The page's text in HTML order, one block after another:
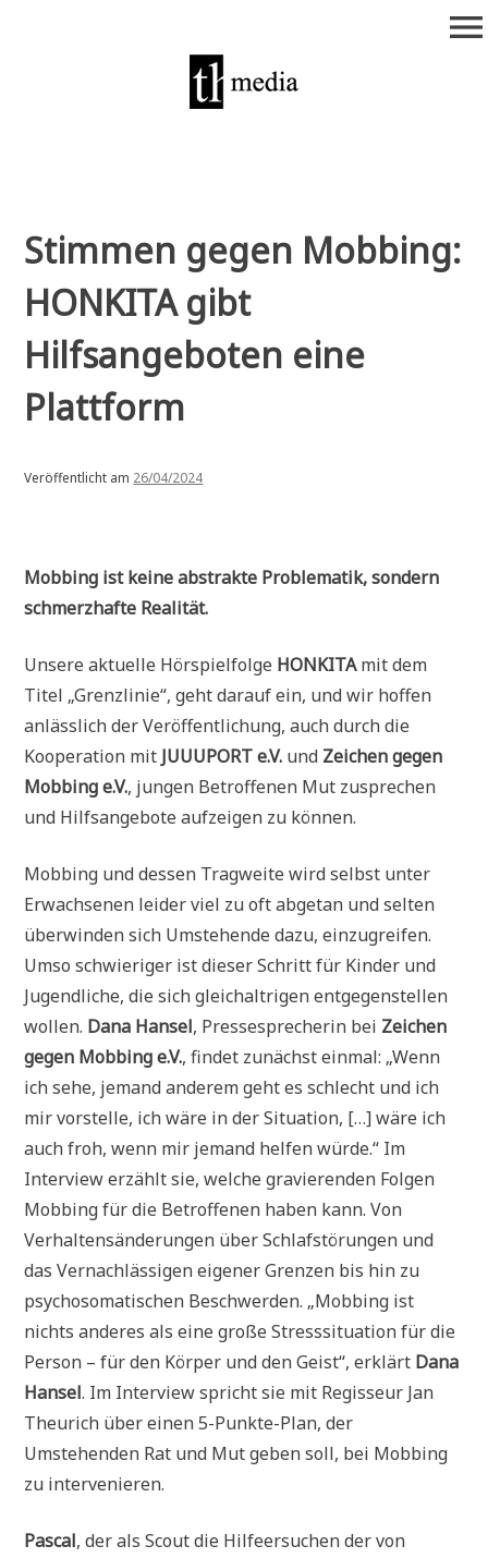
menu
Stimmen gegen Mobbing:
HONKITA gibt
Hilfsangeboten eine
Plattform
Veröffentlicht am 26/04/2024
Mobbing ist keine abstrakte Problematik, sondern
schmerzhafte Realität.
Unsere aktuelle Hörspielfolge HONKITAmit dem
Titel „Grenzlinie“, geht darauf ein, und wir hoffen
anlässlich der Veröffentlichung, auch durch die
Kooperation mit JUUUPORT e.V. und Zeichen gegen
Mobbing e.V., jungen Betroffenen Mut zusprechen
und Hilfsangebote aufzeigen zu können.
Mobbing und dessen Tragweite wird selbst unter
Erwachsenen leider viel zu oft abgetan und selten
überwinden sich Umstehende dazu, einzugreifen.
Umso schwieriger ist dieser Schritt für Kinder und
Jugendliche, die sich gleichaltrigen entgegenstellen
wollen. Dana Hansel, Pressesprecherin bei Zeichen
gegen Mobbing e.V., findet zunächst einmal: „Wenn
ich sehe, jemand anderem geht es schlecht und ich
mir vorstelle, ich wäre in der Situation, […] wäre ich
auch froh, wenn mir jemand helfen würde.“ Im
Interview erzählt sie, welche gravierenden Folgen
Mobbing für die Betroffenen haben kann. Von
Verhaltensänderungen über Schlafstörungen und
das Vernachlässigen eigener Grenzen bis hin zu
psychosomatischen Beschwerden. „Mobbing ist
nichts anderes als eine große Stresssituation für die
Person – für den Körper und den Geist“, erklärt Dana
Hansel. Im Interview spricht sie mit Regisseur Jan
Theurich über einen 5-Punkte-Plan, der
Umstehenden Rat und Mut geben soll, bei Mobbing
zu intervenieren.
Pascal, der als Scout die Hilfeersuchen der von